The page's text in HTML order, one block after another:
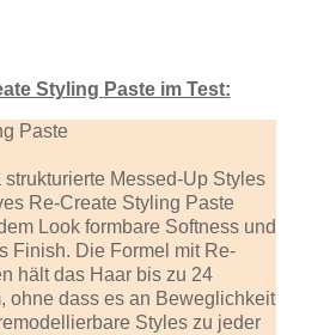
Styling Paste im Test:
Paste
strukturierte Messed-Up Styles
Re-Create Styling Paste
Look formbare Softness und
Finish. Die Formel mit Re-
hält das Haar bis zu 24
ohne dass es an Beweglichkeit
Styles zu jeder